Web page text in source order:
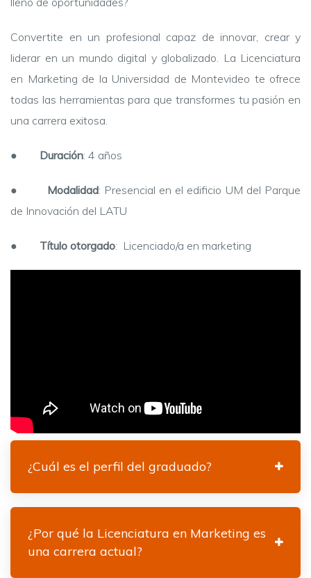
Convertite en un profesional capaz de innovar, crear y
liderar en un mundo digital y globalizado. La Licenciatura
en Marketing de la Universidad de Montevideo te ofrece
todas las herramientas para que transformes tu pasión en
una carrera exitosa.
● Duración: 4 años
● Modalidad: Presencial en el edificio UM del Parque
de Innovación del LATU
● Título otorgado: Licenciado/a en marketing
¿Cuál es el perfil del graduado?
¿Por qué la Licenciatura en Marketing es
una carrera actual?